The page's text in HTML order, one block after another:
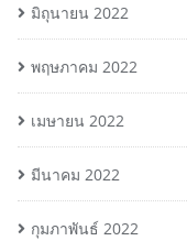
มิถุนายน 2022
พฤษภาคม 2022
เมษายน 2022
มีนาคม 2022
กุมภาพันธ์ 2022